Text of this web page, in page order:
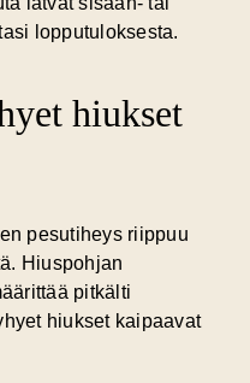
lopputuloksesta.
hiukset
pesutiheys riippuu
Hiuspohjan
pitkälti
hiukset kaipaavat